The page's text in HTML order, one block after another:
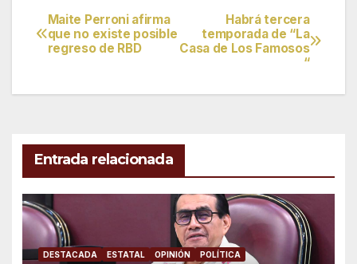
Navegación
de
entradas
Habrá tercera
temporada de “La
Casa de Los Famosos
“
Maite Perroni afirma
que no existe posible
regreso de RBD
Entrada relacionada
DESTACADA ESTATAL OPINIÓN POLÍTICA